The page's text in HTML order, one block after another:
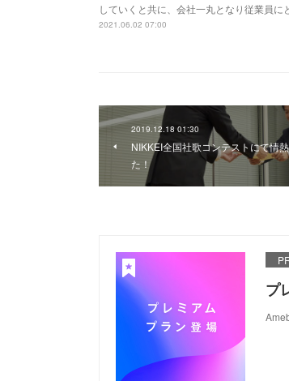
していくと共に、会社一丸となり従業員
2021.06.02 07:00
2019.12.18 01:30
NIKKEI全国社歌コンテストにて情
た！
プ